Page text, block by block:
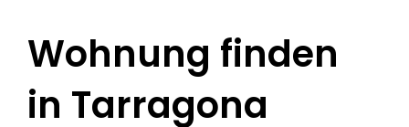
Wohnung finden
in Tarragona